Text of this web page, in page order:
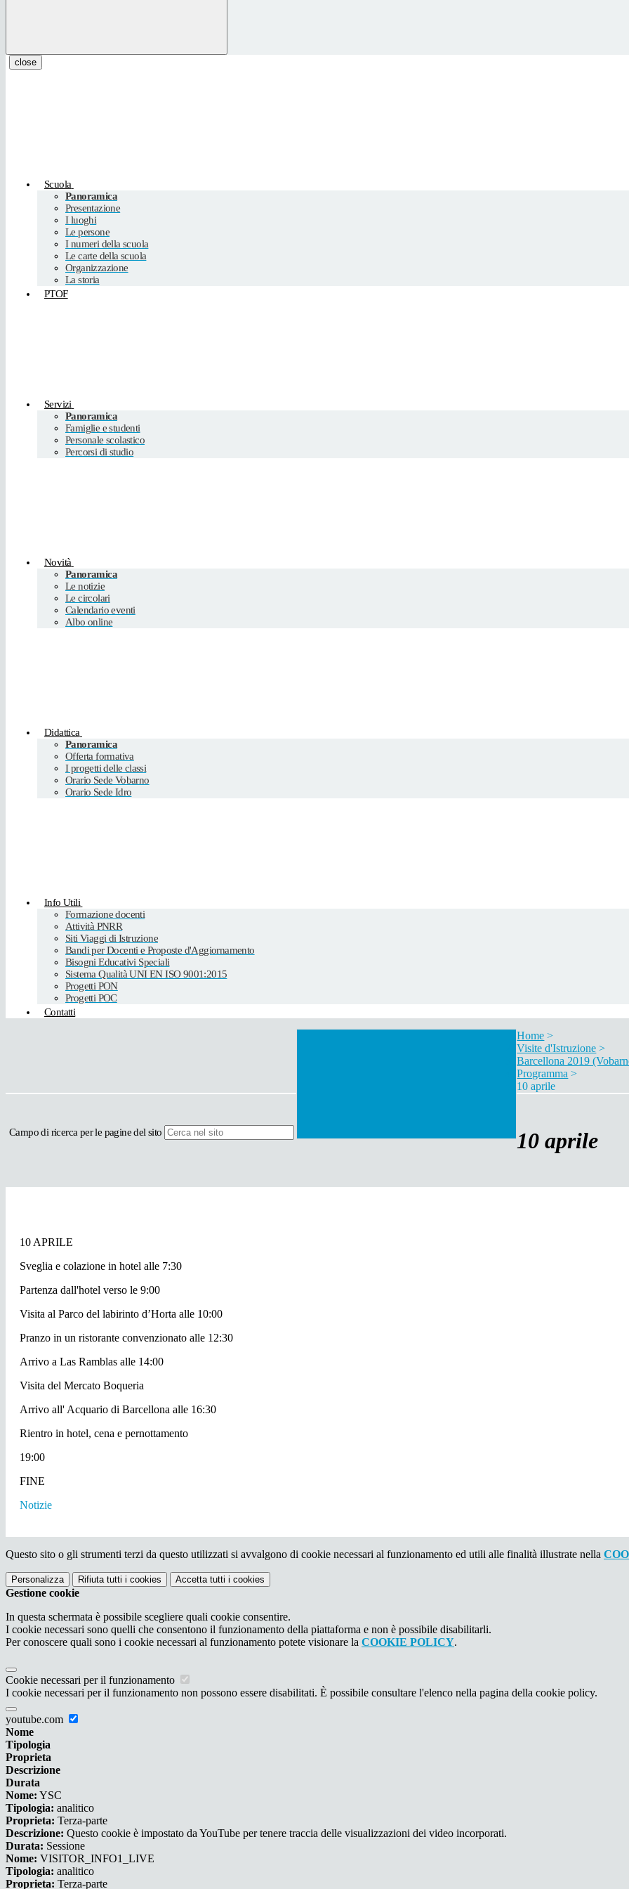
close
Scuola
Panoramica
Presentazione
I luoghi
Le persone
I numeri della scuola
Le carte della scuola
Organizzazione
La storia
PTOF
Servizi
Panoramica
Famiglie e studenti
Personale scolastico
Percorsi di studio
Novità
Panoramica
Le notizie
Le circolari
Calendario eventi
Albo online
Didattica
Panoramica
Offerta formativa
I progetti delle classi
Orario Sede Vobarno
Orario Sede Idro
Info Utili
Formazione docenti
Attività PNRR
Siti Viaggi di Istruzione
Bandi per Docenti e Proposte d'Aggiornamento
Bisogni Educativi Speciali
Sistema Qualità UNI EN ISO 9001:2015
Progetti PON
Progetti POC
Contatti
Campo di ricerca per le pagine del sito
Home >
Visite d'Istruzione >
Barcellona 2019
Programma >
10 aprile
10 aprile
10 APRILE
Sveglia e colazione in hotel alle 7:30
Partenza dall'hotel verso le 9:00
Visita al Parco del labirinto d’Horta alle 10:00
Pranzo in un ristorante convenzionato alle 12:30
Arrivo a Las Ramblas alle 14:00
Visita del Mercato Boqueria
Arrivo all' Acquario di Barcellona alle 16:30
Rientro in hotel, cena e pernottamento
19:00
FINE
Notizie
Questo sito o gli strumenti terzi da questo utilizzati si avvalgono di cookie necessari al funzionamento ed utili alle finalità illustrate nella
Personalizza Rifiuta tutti i cookies Accetta tutti i cookies
Gestione cookie
In questa schermata è possibile scegliere quali cookie consentire.
I cookie necessari sono quelli che consentono il funzionamento della piattaforma e non è possibile disabilitarli.
Per conoscere quali sono i cookie necessari al funzionamento potete visionare la COOKIE POLICY.
Cookie necessari per il funzionamento
I cookie necessari per il funzionamento non possono essere disabilitati. È possibile consultare l'elenco nella pagina della cookie policy.
youtube.com
Nome
Tipologia
Proprieta
Descrizione
Durata
Nome: YSC
Tipologia: analitico
Proprieta: Terza-parte
Descrizione: Questo cookie è impostato da YouTube per tenere traccia delle visualizzazioni dei video incorporati.
Durata: Sessione
Nome: VISITOR_INFO1_LIVE
Tipologia: analitico
Proprieta: Terza-parte